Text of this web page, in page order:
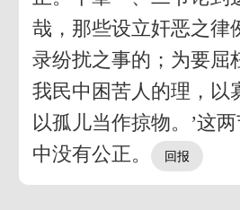
哉，那些设立奸恶之律
录纷扰之事的；为要屈
我民中困苦人的理，以
以孤儿当作掠物。’这
中没有公正。